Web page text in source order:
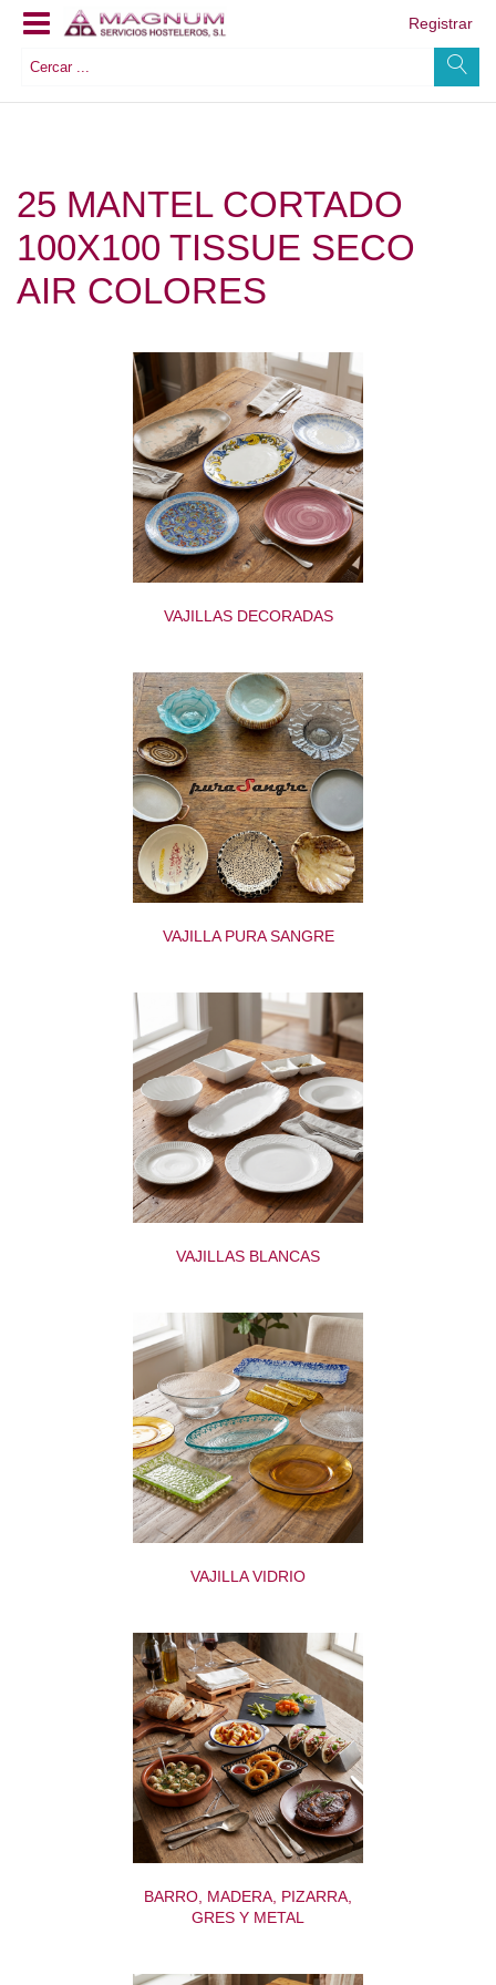
Registrar
25 MANTEL CORTADO
100X100 TISSUE SECO
AIR COLORES
VAJILLAS DECORADAS
VAJILLA PURA SANGRE
VAJILLAS BLANCAS
VAJILLA VIDRIO
BARRO, MADERA, PIZARRA,
GRES Y METAL